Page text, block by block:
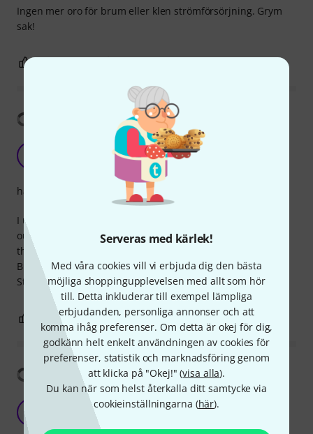
Serveras med kärlek!
Med våra cookies vill vi erbjuda dig den bästa
möjliga shoppingupplevelsen med allt som hör
till. Detta inkluderar till exempel lämpliga
erbjudanden, personliga annonser och att
komma ihåg preferenser. Om detta är okej för dig,
godkänn helt enkelt användningen av cookies för
preferenser, statistik och marknadsföring genom
att klicka på "Okej!" (visa alla).
Du kan när som helst återkalla ditt samtycke via
cookieinställningarna (här).
Ingen mer oro för brum eller klen strömförsörjning. Grym
sak!
laszlov 11.02.2019
I use two of this under my pedal board. I love the two
output with multiple voltage selection and It's very useful
that you can power more unit with only one power chord.
Built like a tank, no noise at all and of course the standard
Strymon quality.
hantverkskvalitet
0 ANMÄL RECENSION
Visa översättning
Fantastic Power Supply